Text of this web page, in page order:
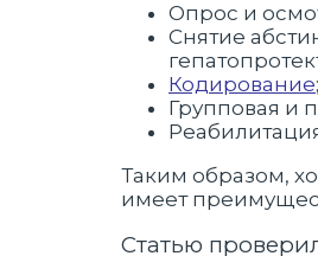
Опрос и
Снятие
Кодирование;
Групповая и
Таким образом,
имеет
Статью